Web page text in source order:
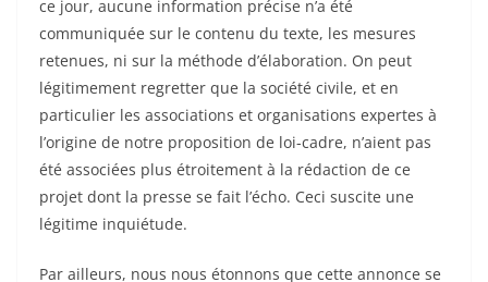
ce jour, aucune information précise n’a été
communiquée sur le contenu du texte, les mesures
retenues, ni sur la méthode d’élaboration. On peut
légitimement regretter que la société civile, et en
particulier les associations et organisations expertes à
l’origine de notre proposition de loi-cadre, n’aient pas
été associées plus étroitement à la rédaction de ce
projet dont la presse se fait l’écho. Ceci suscite une
légitime inquiétude.
Par ailleurs, nous nous étonnons que cette annonce se